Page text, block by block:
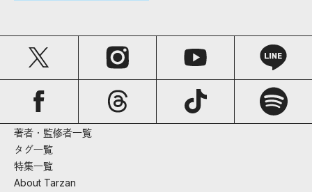
著者・監修者一覧
タグ一覧
特集一覧
About Tarzan